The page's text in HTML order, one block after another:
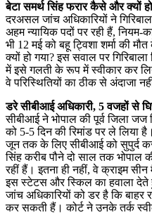
बेटा समर्थ सिंह फरार कैसे और क्यों
दरअसल जांच अधिकारियों ने
अहम न्यायिक पदों पर रही हैं,
भी 12 मई को बहू ट्विशा शर्मा की
क्यों हो गया? इस सवाल पर
में इसे गलती के रूप में स्वीकार कर
वे परिस्थितियों का ठीक से अंदाजा
डरे सीबीआई अधिकारी, 5 वजहों से
सीबीआई ने भोपाल की पूर्व जिला
को 5-5 दिन की रिमांड पर ले लिया
जून तक के लिए सीबीआई को सुपुर्द कर
सिंह करीब पौने दो साल तक भोपाल
रहीं हैं। इतना ही नहीं, वे क्राइम
इस स्टेटस और स्किल का हवाला देते
जांच अधिकारियों को डर है कि बाहर
कर सकती हैं। कोर्ट ने उनके तर्क